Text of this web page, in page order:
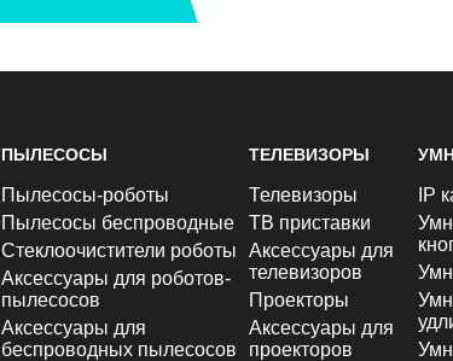
ПЫЛЕСОСЫ
Пылесосы-роботы
Пылесосы беспроводные
Стеклоочистители роботы
Аксессуары для роботов-
пылесосов
Аксессуары для
беспроводных пылесосов
ТЕЛЕВИЗОРЫ
Телевизоры
ТВ приставки
Аксессуары для
телевизоров
Проекторы
Аксессуары для
проекторов
IP